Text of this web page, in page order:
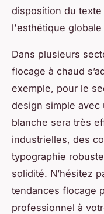
disposition du
l'esthétique
Dans plusieurs
flocage à chaud
exemple, pour le
design simple
blanche sera très
industrielles, des
typographie
solidité. N’hésitez
tendances flocage
professionnel à